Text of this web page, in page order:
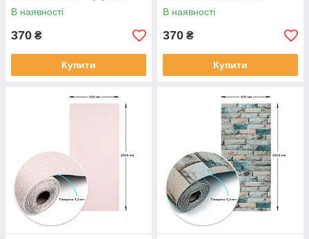
00002021
В наявності
370 ₴
Купити
меланж SW-00002023
В наявності
370 ₴
Купити